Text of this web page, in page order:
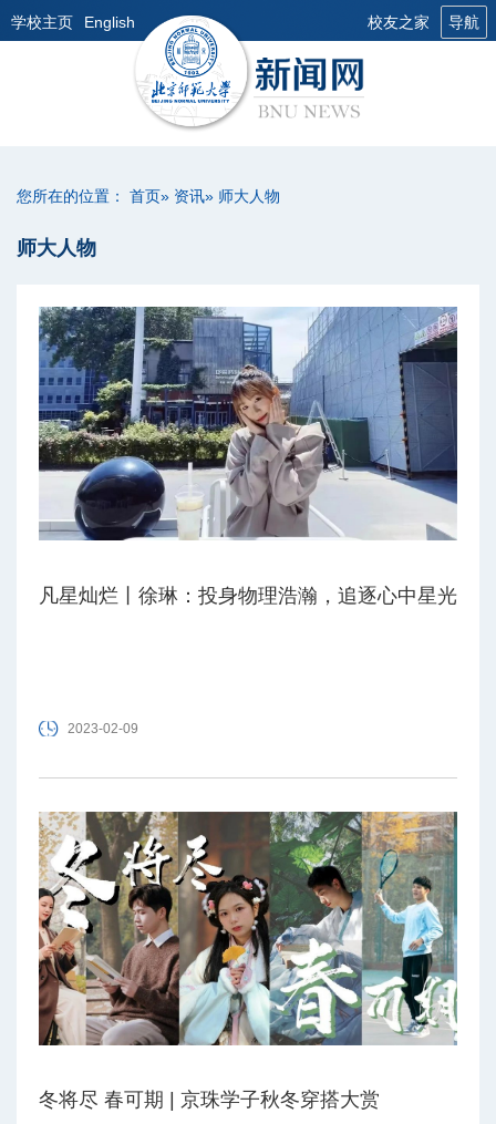
学校主页 English 校友之家 导航
您所在的位置： 首页» 资讯» 师大人物
师大人物
凡星灿烂丨徐琳：投身物理浩瀚，追逐心中星光
2023-02-09
冬将尽 春可期 | 京珠学子秋冬穿搭大赏